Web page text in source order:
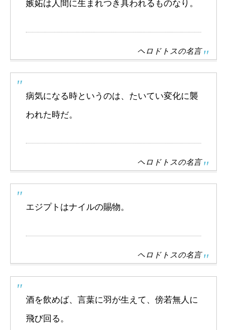
嫉妬は人間に生まれつき具われるものなり。
ヘロドトスの名言
病気になる時というのは、たいてい変化に襲
われた時だ。
ヘロドトスの名言
エジプトはナイルの賜物。
ヘロドトスの名言
酒を飲めば、言葉に羽が生えて、傍若無人に
飛び回る。